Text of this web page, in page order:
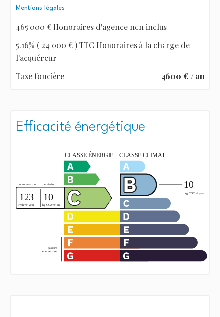
Mentions légales
465 000 € Honoraires d'agence non inclus
5.16% ( 24 000 € ) TTC Honoraires à la charge de
l'acquéreur
Taxe foncière
4600 € / an
Efficacité énergétique